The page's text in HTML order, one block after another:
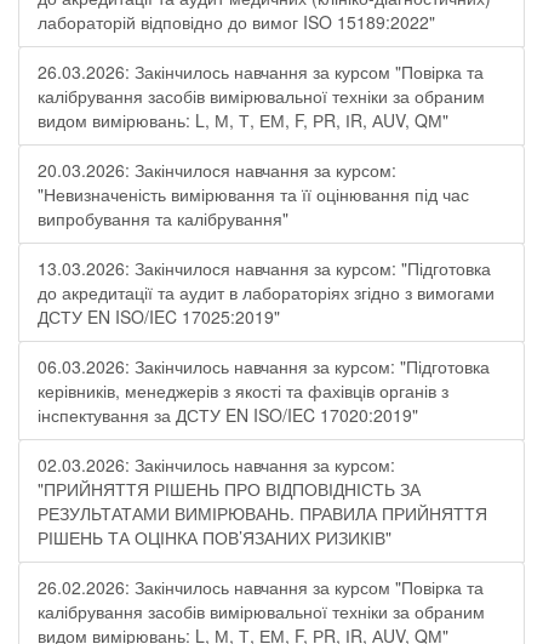
лабораторій відповідно до вимог ISO 15189:2022"
26.03.2026: Закінчилось навчання за курсом "Повірка та
калібрування засобів вимірювальної техніки за обраним
видом вимірювань: L, М, Т, ЕМ, F, РR, ІR, АUV, QМ"
20.03.2026: Закінчилося навчання за курсом:
"Невизначеність вимірювання та її оцінювання під час
випробування та калібрування"
13.03.2026: Закінчилося навчання за курсом: "Підготовка
до акредитації та аудит в лабораторіях згідно з вимогами
ДСТУ EN ISO/IEC 17025:2019"
06.03.2026: Закінчилось навчання за курсом: "Підготовка
керівників, менеджерів з якості та фахівців органів з
інспектування за ДСТУ EN ISO/IEC 17020:2019"
02.03.2026: Закінчилось навчання за курсом:
"ПРИЙНЯТТЯ РІШЕНЬ ПРО ВІДПОВІДНІСТЬ ЗА
РЕЗУЛЬТАТАМИ ВИМІРЮВАНЬ. ПРАВИЛА ПРИЙНЯТТЯ
РІШЕНЬ ТА ОЦІНКА ПОВ’ЯЗАНИХ РИЗИКІВ"
26.02.2026: Закінчилось навчання за курсом "Повірка та
калібрування засобів вимірювальної техніки за обраним
видом вимірювань: L, М, Т, ЕМ, F, РR, ІR, АUV, QМ"